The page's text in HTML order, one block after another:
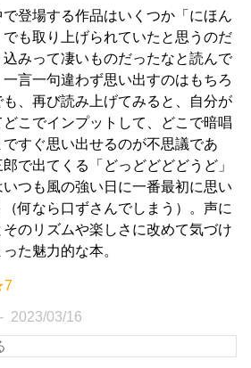
で登場する作品はいくつか「にほん
でも取り上げられていたと思うのだ
みって凄いものだったなと読んで
言一句違わず思い出すのはもちろ
も、再び読み上げてみると、自分が
こでインプットして、どこで暗唱
ですぐ思い出せるのが不思議であ
で出てくる「どっどどどどうど」
つも風の強い日に一番最初に思い
何なら口ずさんでしまう）。声に
のリズムや楽しさに改めて気づけ
た魅力的な本。
2023/03/16